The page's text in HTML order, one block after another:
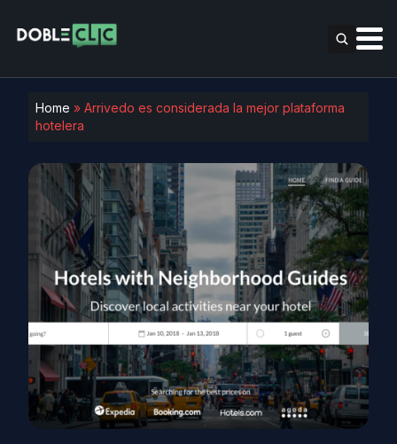
Home » Arrivedo es considerada la mejor plataforma
hotelera